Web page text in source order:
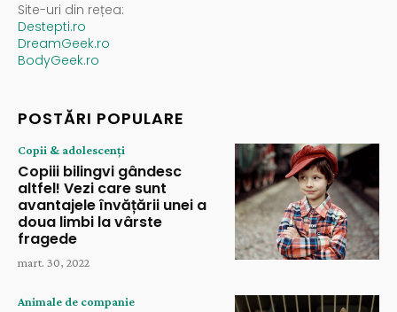
Site-uri din rețea:
Destepti.ro
DreamGeek.ro
BodyGeek.ro
POSTĂRI POPULARE
Copii & adolescenți
Copiii bilingvi gândesc
altfel! Vezi care sunt
avantajele învățării unei a
doua limbi la vârste
fragede
mart. 30, 2022
Animale de companie